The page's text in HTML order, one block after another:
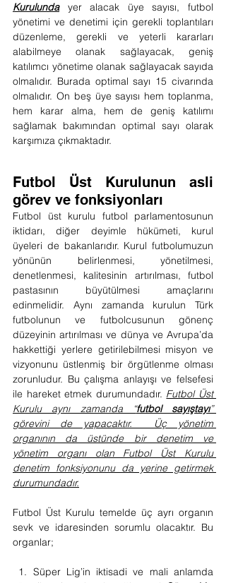
Kurulunda yer alacak üye sayısı, futbol
yönetimi ve denetimi için gerekli toplantıları
düzenleme, gerekli ve yeterli kararları
alabilmeye olanak sağlayacak, geniş
katılımcı yönetime olanak sağlayacak sayıda
olmalıdır. Burada optimal sayı 15 civarında
olmalıdır. On beş üye sayısı hem toplanma,
hem karar alma, hem de geniş katılımı
sağlamak bakımından optimal sayı olarak
karşımıza çıkmaktadır.
Futbol Üst Kurulunun asli
görev ve fonksiyonları
Futbol üst kurulu futbol parlamentosunun
iktidarı, diğer deyimle hükümeti, kurul
üyeleri de bakanlarıdır. Kurul futbolumuzun
yönünün belirlenmesi, yönetilmesi,
denetlenmesi, kalitesinin artırılması, futbol
pastasının büyütülmesi amaçlarını
edinmelidir. Aynı zamanda kurulun Türk
futbolunun ve futbolcusunun gönenç
düzeyinin artırılması ve dünya ve Avrupa’da
hakkettiği yerlere getirilebilmesi misyon ve
vizyonunu üstlenmiş bir örgütlenme olması
zorunludur. Bu çalışma anlayışı ve felsefesi
ile hareket etmek durumundadır. Futbol Üst
Kurulu aynı zamanda “futbol sayıştayı”
görevini de yapacaktır.  Üç yönetim
organının da üstünde bir denetim ve
yönetim organı olan Futbol Üst Kurulu
denetim fonksiyonunu da yerine getirmek
durumundadır.
Futbol Üst Kurulu temelde üç ayrı organın
sevk ve idaresinden sorumlu olacaktır. Bu
organlar;
1. Süper Lig’in iktisadi ve mali anlamda